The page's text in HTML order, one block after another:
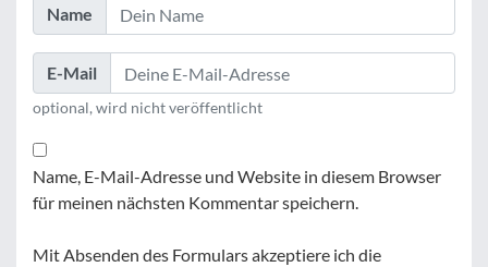
Name
E-Mail
optional, wird nicht veröffentlicht
Name, E-Mail-Adresse und Website in diesem Browser
für meinen nächsten Kommentar speichern.
Mit Absenden des Formulars akzeptiere ich die